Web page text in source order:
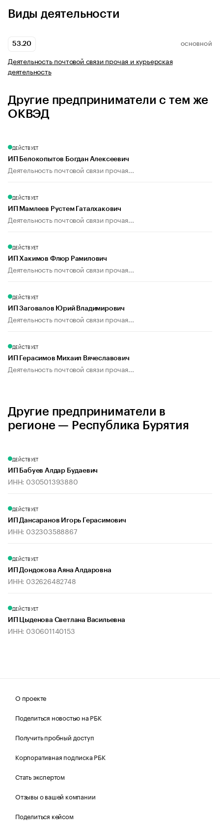
Виды деятельности
53.20 ОСНОВНОЙ
Деятельность почтовой связи прочая и курьерская
деятельность
Другие предприниматели с тем же
ОКВЭД
ДЕЙСТВУЕТ
ИП Белокопытов Богдан Алексеевич
Деятельность почтовой связи прочая...
ДЕЙСТВУЕТ
ИП Мамлеев Рустем Гаталхакович
Деятельность почтовой связи прочая...
ДЕЙСТВУЕТ
ИП Хакимов Флюр Рамилович
Деятельность почтовой связи прочая...
ДЕЙСТВУЕТ
ИП Заговалов Юрий Владимирович
Деятельность почтовой связи прочая...
ДЕЙСТВУЕТ
ИП Герасимов Михаил Вячеславович
Деятельность почтовой связи прочая...
Другие предприниматели в
регионе — Республика Бурятия
ДЕЙСТВУЕТ
ИП Бабуев Алдар Будаевич
ИНН: 030501393880
ДЕЙСТВУЕТ
ИП Дансаранов Игорь Герасимович
ИНН: 032303588867
ДЕЙСТВУЕТ
ИП Дондокова Аяна Алдаровна
ИНН: 032626482748
ДЕЙСТВУЕТ
ИП Цыденова Светлана Васильевна
ИНН: 030601140153
О проекте
Поделиться новостью на РБК
Получить пробный доступ
Корпоративная подписка РБК
Стать экспертом
Отзывы о вашей компании
Поделиться кейсом